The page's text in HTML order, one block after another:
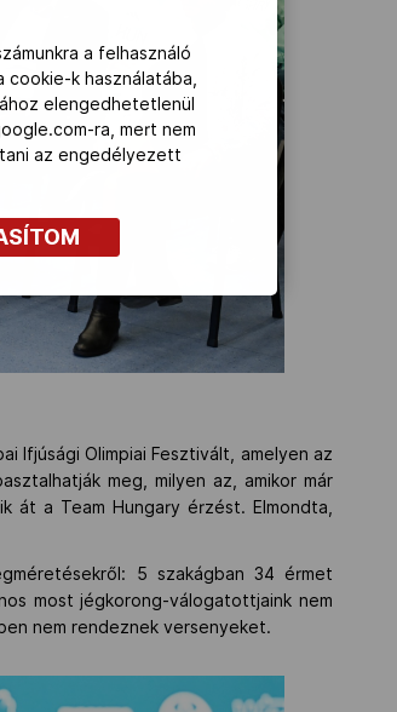
Ifjúsági Olimpiai Fesztivált, amelyen az
meg, milyen az, amikor már
át a Team Hungary érzést. Elmondta,
5 szakágban 34 érmet
most jégkorong-válogatottjaink nem
nem rendeznek versenyeket.
a felhasználó
k használatába,
elengedhetetlenül
ra, mert nem
az engedélyezett